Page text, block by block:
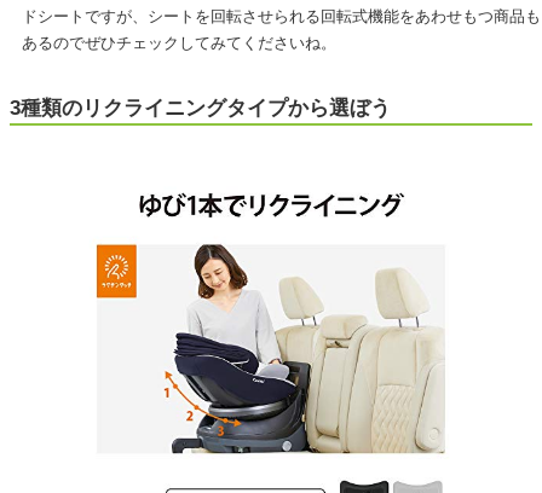
ドシートですが、シートを回転させられる回転式機能をあわせもつ商品も
あるのでぜひチェックしてみてくださいね。
3種類のリクライニングタイプから選ぼう